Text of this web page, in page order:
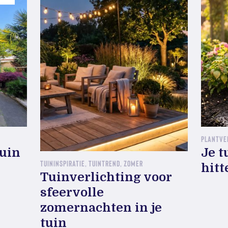
TUININSPIRATIE, TUINTREND, ZOMER
Tuinverlichting voor
sfeervolle
zomernachten in je
tuin
Je